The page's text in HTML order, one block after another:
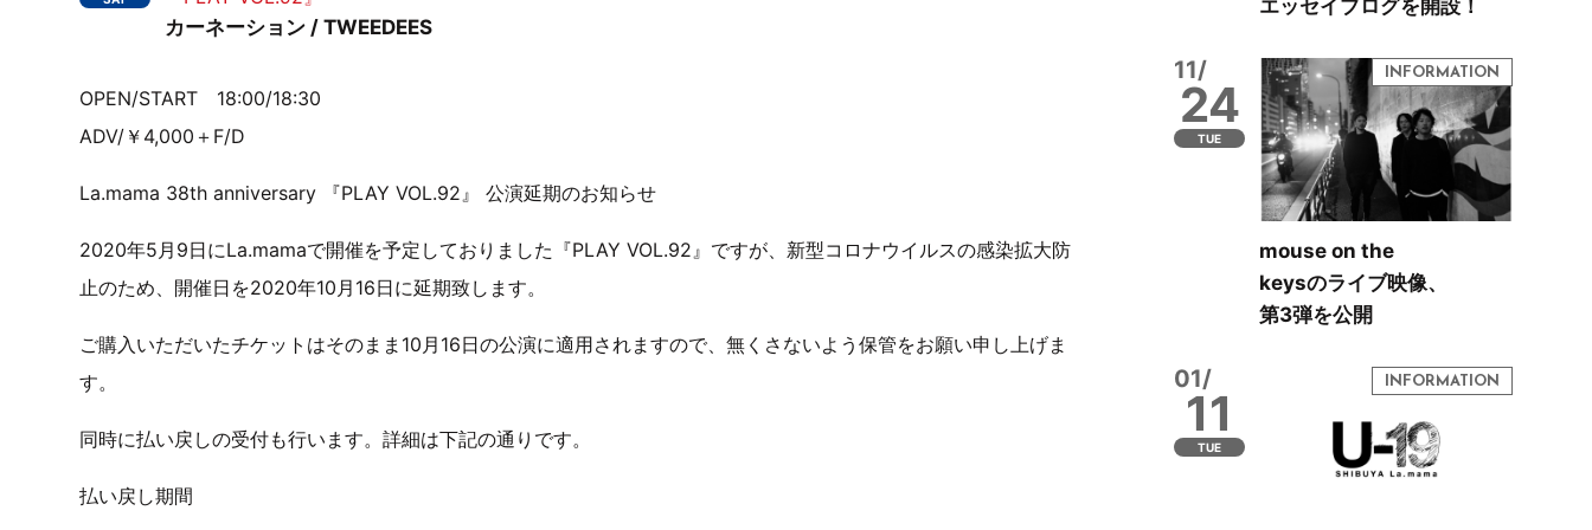
カーネーション / TWEEDEES
OPEN/START 18:00/18:30
ADV/￥4,000＋F/D
La.mama 38th anniversary 『PLAY VOL.92』 公演延期のお知らせ
2020年5月9日にLa.mamaで開催を予定しておりました『PLAY VOL.92』ですが、新型コロナウイルスの感染拡大防
止のため、開催日を2020年10月16日に延期致します。
ご購入いただいたチケットはそのまま10月16日の公演に適用されますので、無くさないよう保管をお願い申し上げま
す。
同時に払い戻しの受付も行います。詳細は下記の通りです。
払い戻し期間
エッセイブログを開設！
11/
24
TUE
mouse on the
keysのライブ映像、
第3弾を公開
01/
11
TUE